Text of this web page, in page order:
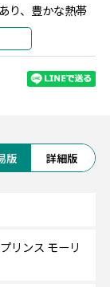
り、豊かな熱帯
ーションを誇り
、お客様のプラ
よう設計されて
富に用意されてお
トフィー」が
版 詳細版
リンス モーリ